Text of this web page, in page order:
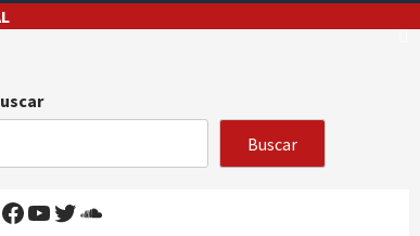
Buscar
Facebook
YouTube
Twitter
SoundCloud